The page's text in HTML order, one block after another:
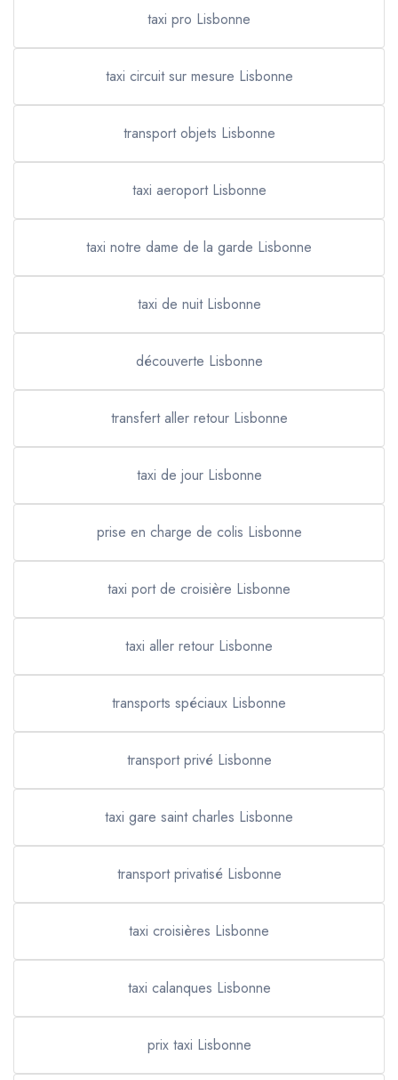
taxi pro Lisbonne
taxi circuit sur mesure Lisbonne
transport objets Lisbonne
taxi aeroport Lisbonne
taxi notre dame de la garde Lisbonne
taxi de nuit Lisbonne
découverte Lisbonne
transfert aller retour Lisbonne
taxi de jour Lisbonne
prise en charge de colis Lisbonne
taxi port de croisière Lisbonne
taxi aller retour Lisbonne
transports spéciaux Lisbonne
transport privé Lisbonne
taxi gare saint charles Lisbonne
transport privatisé Lisbonne
taxi croisières Lisbonne
taxi calanques Lisbonne
prix taxi Lisbonne